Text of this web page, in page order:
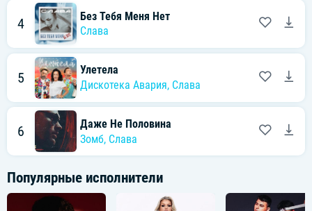
4
Без Тебя Меня Нет
Слава
5
Улетела
Дискотека Авария, Слава
6
Даже Не Половина
Зомб, Слава
Популярные исполнители